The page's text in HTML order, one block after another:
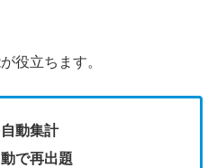
役立ちます。
動集計
で再出題